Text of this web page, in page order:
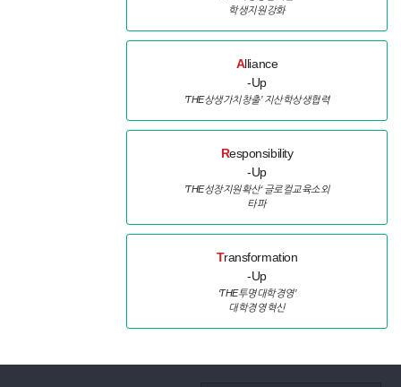
학생지원강화
Alliance
-Up
’THE상생가치창출’ 지산학상생협력
Responsibility
-Up
’THE성장지원확산‘ 글로컬교육소외
타파
Transformation
-Up
‘THE투명대학경영’
대학경영혁신